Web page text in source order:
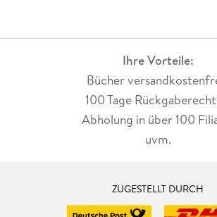
Ihre Vorteile:
Bücher
100 Tage
Abholung in über 100
uvm.
ZUGESTELLT DURCH